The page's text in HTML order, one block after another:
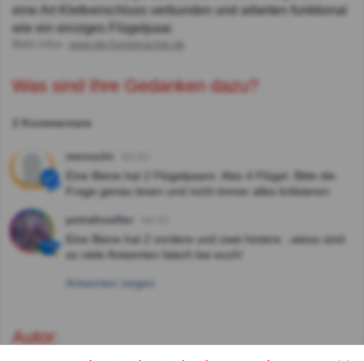
eine Art Klettverschluss verbunden und arbeiten funktional
wie ein einziges Flügelpaar.
www.die-honigmacher.de
Was sind Ihre Gedanken dazu?
2 Kommentare
monschi
Eine Biene hat 2 Flügelpaare. Also 4 Flügel. Bitte die
Frage genau lesen und nicht immer alles kritisieren.
petrahoefler
Eine Biene hat 2 vordere und zwei hintere ..wieso sind
so viele Antworten falsch bei euch!
Antworten zeigen
Autor: